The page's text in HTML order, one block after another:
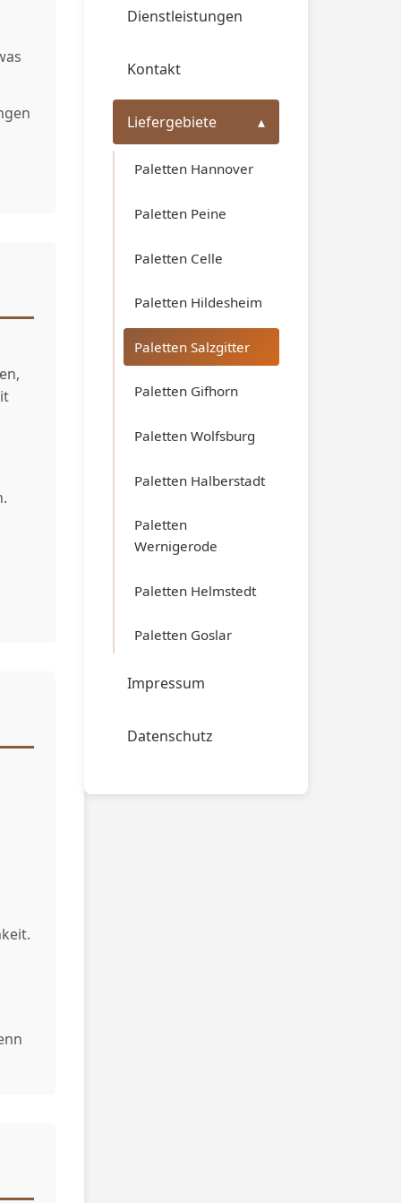
Dienstleistungen
Kontakt
Liefergebiete
Paletten Hannover
Paletten Peine
Paletten Celle
Paletten Hildesheim
Paletten Salzgitter
Paletten Gifhorn
Paletten Wolfsburg
Paletten Halberstadt
Paletten
Wernigerode
Paletten Helmstedt
Paletten Goslar
Impressum
Datenschutz